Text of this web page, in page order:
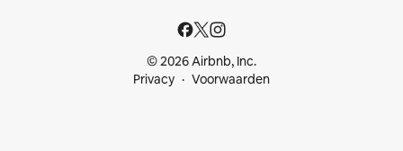
© 2026 Airbnb, Inc.
Privacy
Voorwaarden